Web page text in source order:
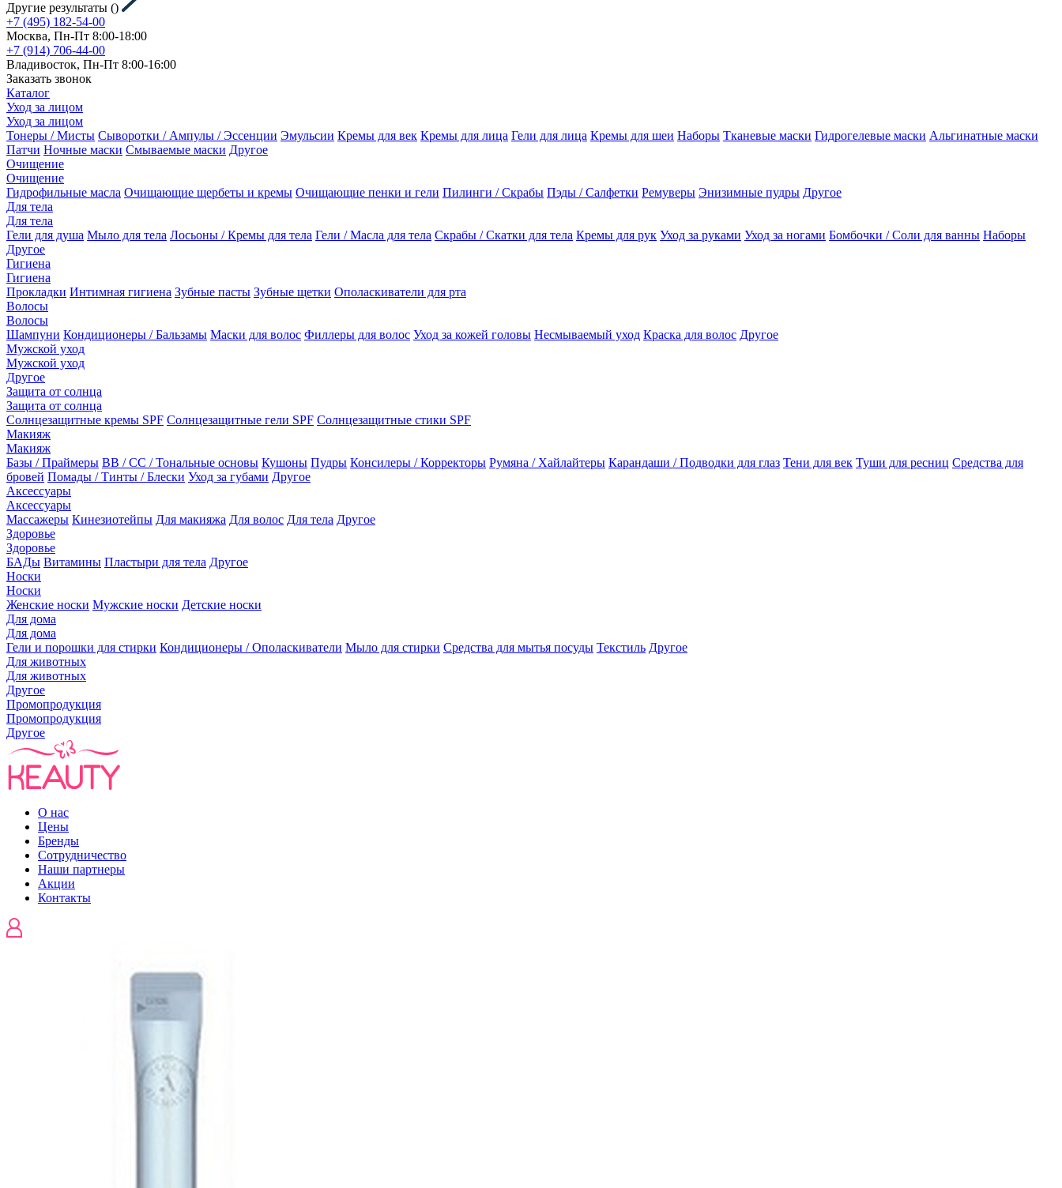
Другие результаты ()
+7 (495) 182-54-00
Москва, Пн-Пт 8:00-18:00
+7 (914) 706-44-00
Владивосток, Пн-Пт 8:00-16:00
Заказать звонок
Каталог
Уход за лицом
Уход за лицом
Тонеры / Мисты Сыворотки / Ампулы / Эссенции Эмульсии Кремы для век Кремы для лица Гели для лица Кремы для шеи Наборы Тканевые маски Гидрогелевые маски Альгинатные маски
Патчи Ночные маски Смываемые маски Другое
Очищение
Очищение
Гидрофильные масла Очищающие щербеты и кремы Очищающие пенки и гели Пилинги / Скрабы Пэды / Салфетки Ремуверы Энизимные пудры Другое
Для тела
Для тела
Гели для душа Мыло для тела Лосьоны / Кремы для тела Гели / Масла для тела Скрабы / Скатки для тела Кремы для рук Уход за руками Уход за ногами Бомбочки / Соли для ванны Наборы
Другое
Гигиена
Гигиена
Прокладки Интимная гигиена Зубные пасты Зубные щетки Ополаскиватели для рта
Волосы
Волосы
Шампуни Кондиционеры / Бальзамы Маски для волос Филлеры для волос Уход за кожей головы Несмываемый уход Краска для волос Другое
Мужской уход
Мужской уход
Другое
Защита от солнца
Защита от солнца
Солнцезащитные кремы SPF Солнцезащитные гели SPF Солнцезащитные стики SPF
Макияж
Макияж
Базы / Праймеры BB / CC / Тональные основы Кушоны Пудры Консилеры / Корректоры Румяна / Хайлайтеры Карандаши / Подводки для глаз Тени для век Туши для ресниц Средства для
бровей Помады / Тинты / Блески Уход за губами Другое
Аксессуары
Аксессуары
Массажеры Кинезиотейпы Для макияжа Для волос Для тела Другое
Здоровье
Здоровье
БАДы Витамины Пластыри для тела Другое
Носки
Носки
Женские носки Мужские носки Детские носки
Для дома
Для дома
Гели и порошки для стирки Кондиционеры / Ополаскиватели Мыло для стирки Средства для мытья посуды Текстиль Другое
Для животных
Для животных
Другое
Промопродукция
Промопродукция
Другое
О нас
Цены
Бренды
Сотрудничество
Наши партнеры
Акции
Контакты